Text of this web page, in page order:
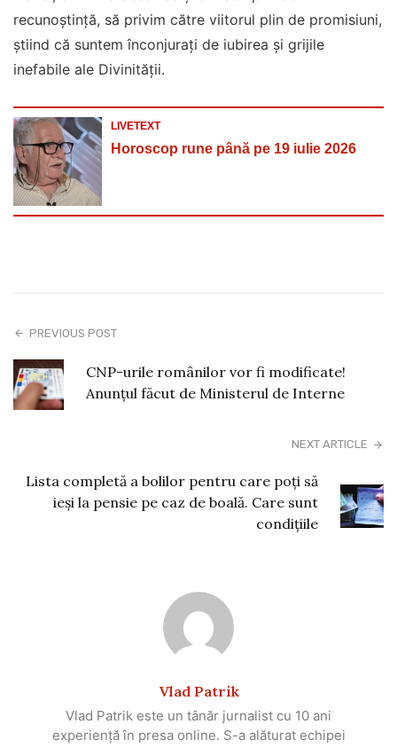
recunoștință, să privim către viitorul plin de promisiuni,
știind că suntem înconjurați de iubirea și grijile
inefabile ale Divinității.
LIVETEXT
Horoscop rune până pe 19 iulie 2026
PREVIOUS POST
CNP-urile românilor vor fi modificate!
Anunțul făcut de Ministerul de Interne
NEXT ARTICLE
Lista completă a bolilor pentru care poți să
ieși la pensie pe caz de boală. Care sunt
condițiile
Vlad Patrik
Vlad Patrik este un tânăr jurnalist cu 10 ani
experiență în presa online. S-a alăturat echipei